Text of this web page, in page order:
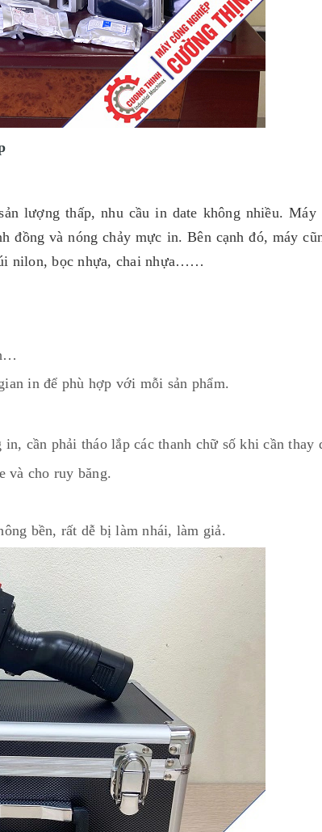
lượng thấp, nhu cầu in date không nhiều.
đồng và nóng chảy mực in. Bên cạnh đó, máy
nilon, bọc nhựa, chai nhựa……
in để phù hợp với mỗi sản phẩm.
cần phải tháo lắp các thanh chữ số khi cần thay
và cho ruy băng.
bền, rất dễ bị làm nhái, làm giả.